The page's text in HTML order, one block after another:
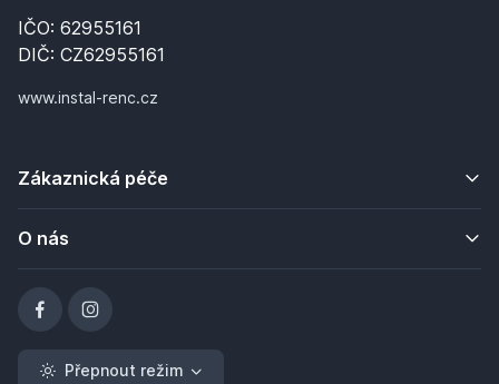
IČO: 62955161
DIČ: CZ62955161
www.instal-renc.cz
Zákaznická péče
O nás
Přepnout režim